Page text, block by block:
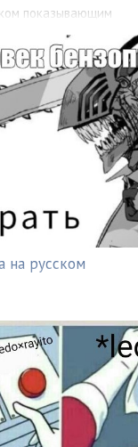
показывающим
на русском